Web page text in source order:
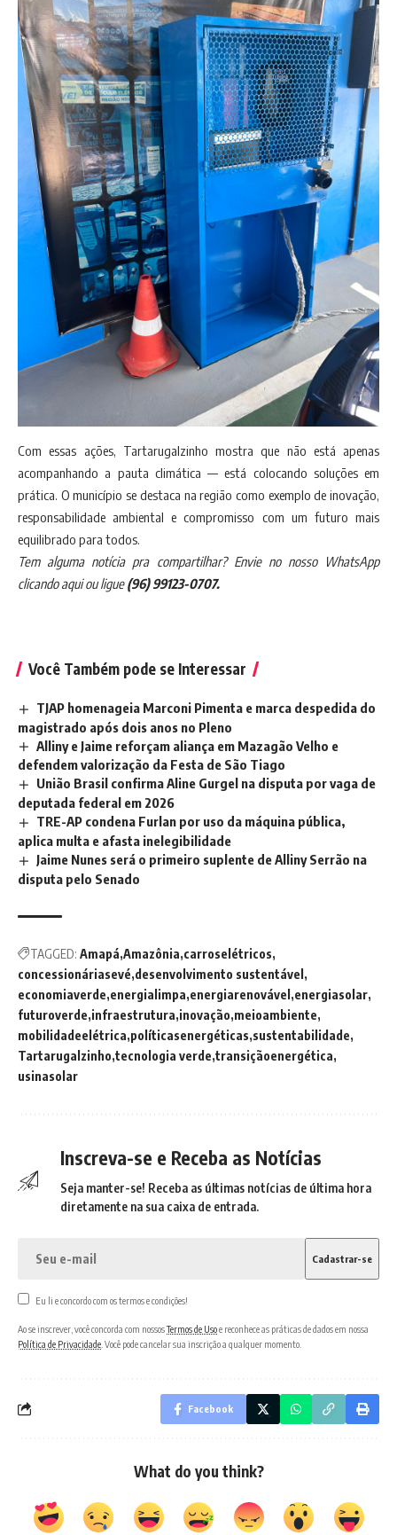
Com essas ações, Tartarugalzinho mostra que não está apenas
acompanhando a pauta climática — está colocando soluções em
prática. O município se destaca na região como exemplo de inovação,
responsabilidade ambiental e compromisso com um futuro mais
equilibrado para todos.
Tem alguma notícia pra compartilhar? Envie no nosso WhatsApp
clicando aquiou ligue(96) 99123-0707.
Você Também pode se Interessar
TJAP homenageia Marconi Pimenta e marca despedida do
magistrado após dois anos no Pleno
Alliny e Jaime reforçam aliança em Mazagão Velho e
defendem valorização da Festa de São Tiago
União Brasil confirma Aline Gurgel na disputa por vaga de
deputada federal em 2026
TRE-AP condena Furlan por uso da máquina pública,
aplica multa e afasta inelegibilidade
Jaime Nunes será o primeiro suplente de Alliny Serrão na
disputa pelo Senado
TAGGED: Amapá Amazônia carroselétricos
concessionáriasevé desenvolvimento sustentável
economiaverde energialimpa energiarenovável energiasolar
futuroverde infraestrutura inovação meioambiente
mobilidadeelétrica políticasenergéticas sustentabilidade
Tartarugalzinho tecnologia verde transiçãoenergética
usinasolar
Inscreva-se e Receba as Notícias
Seja manter-se! Receba as últimas notícias de última hora
diretamente na sua caixa de entrada.
Eu li e concordo com os termos e condições!
Ao se inscrever, você concorda com nossosTermos de Usoe reconhece as práticas de dados em nossa
Política de Privacidade . Você pode cancelar sua inscrição a qualquer momento.
Facebook
What do you think?